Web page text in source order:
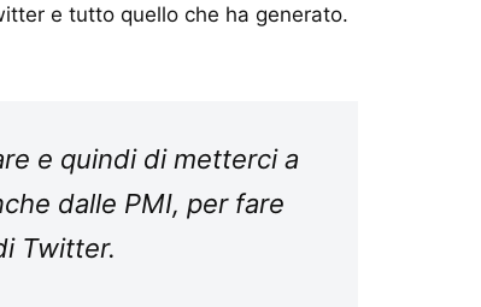
e tutto quello che ha generato.
e quindi di metterci a
dalle PMI, per fare
Twitter.